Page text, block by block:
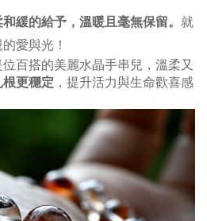
和緩的給予 ， 溫暖且毫無保留。 就
愛與光！
百搭的美麗水晶手串兒，溫柔又
更穩定 ，提升活力與生命歡喜感